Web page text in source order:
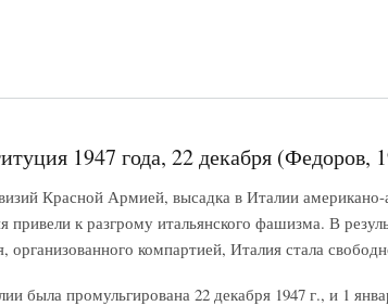
1947 года, 22 декабря (Федоров,
Красной Армией, высадка в Италии
привели к разгрому итальянского фашизма. В
организованного компартией, Италия стала
была промульгирована 22 декабря 1947 г., и 1